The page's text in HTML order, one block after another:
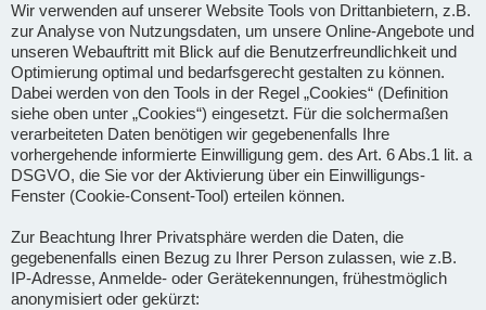
Wir verwenden auf unserer Website Tools von Drittanbietern, z.B.
zur Analyse von Nutzungsdaten, um unsere Online-Angebote und
unseren Webauftritt mit Blick auf die Benutzerfreundlichkeit und
Optimierung optimal und bedarfsgerecht gestalten zu können.
Dabei werden von den Tools in der Regel „Cookies“ (Definition
siehe oben unter „Cookies“) eingesetzt. Für die solchermaßen
verarbeiteten Daten benötigen wir gegebenenfalls Ihre
vorhergehende informierte Einwilligung gem. des Art. 6 Abs.1 lit. a
DSGVO, die Sie vor der Aktivierung über ein Einwilligungs-
Fenster (Cookie-Consent-Tool) erteilen können.
Zur Beachtung Ihrer Privatsphäre werden die Daten, die
gegebenenfalls einen Bezug zu Ihrer Person zulassen, wie z.B.
IP-Adresse, Anmelde- oder Gerätekennungen, frühestmöglich
anonymisiert oder gekürzt: